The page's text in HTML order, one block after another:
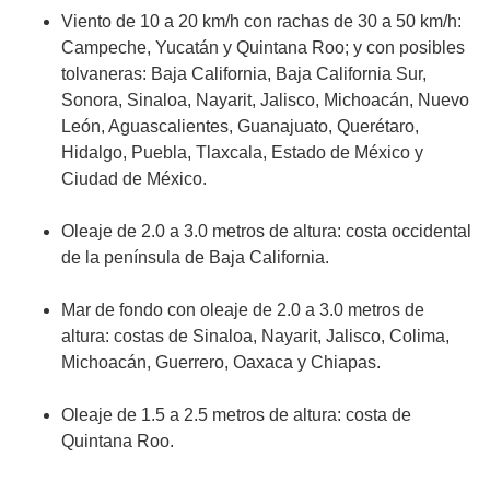
Viento de 10 a 20 km/h con rachas de 30 a 50 km/h:
Campeche, Yucatán y Quintana Roo; y con posibles
tolvaneras: Baja California, Baja California Sur,
Sonora, Sinaloa, Nayarit, Jalisco, Michoacán, Nuevo
León, Aguascalientes, Guanajuato, Querétaro,
Hidalgo, Puebla, Tlaxcala, Estado de México y
Ciudad de México.
Oleaje de 2.0 a 3.0 metros de altura: costa occidental
de la península de Baja California.
Mar de fondo con oleaje de 2.0 a 3.0 metros de
altura: costas de Sinaloa, Nayarit, Jalisco, Colima,
Michoacán, Guerrero, Oaxaca y Chiapas.
Oleaje de 1.5 a 2.5 metros de altura: costa de
Quintana Roo.